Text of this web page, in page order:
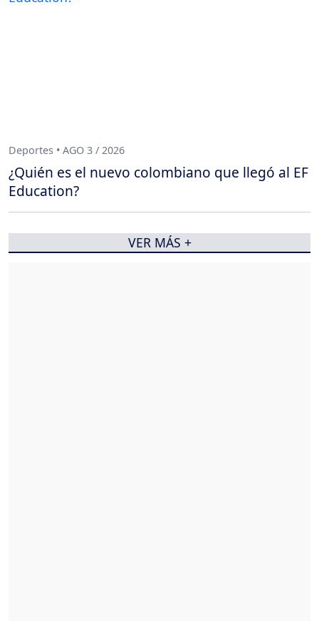
Deportes • AGO 3 / 2026
¿Quién es el nuevo colombiano que llegó al EF
Education?
VER MÁS +